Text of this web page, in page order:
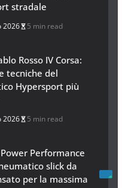
stradale
2026 5 min read
Rosso IV Corsa:
tecniche del
Hypersport più
2026 5 min read
Performance
slick da
per la massima